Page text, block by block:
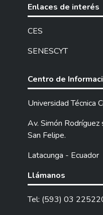
Enlaces de interés
CES
SENESCYT
Centro de
Universidad Técnica
Av. Simón
San Felipe.
Latacunga - Ecuador
Llámanos
Tel: (593) 03